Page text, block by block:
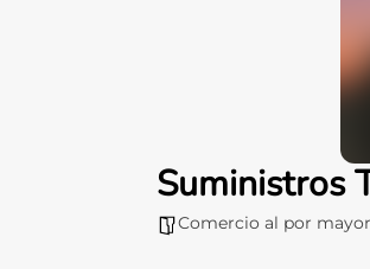
Suministros
Comercio al por mayor